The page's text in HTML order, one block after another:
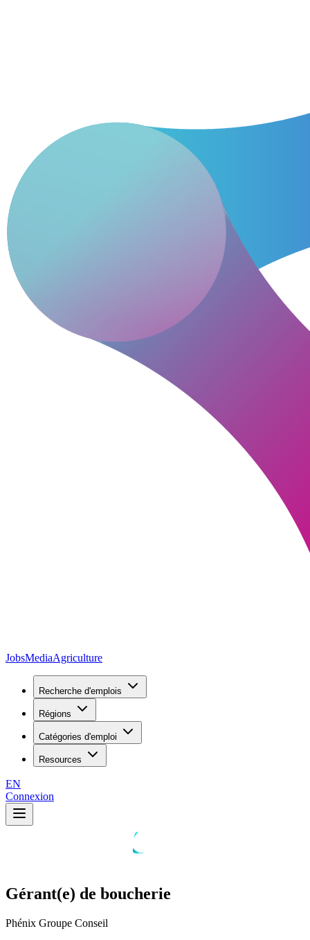
JobsMediaAgriculture
Recherche d'emplois
Régions
Catégories d'emploi
Resources
EN
Connexion
Gérant(e) de boucherie
Phénix Groupe Conseil